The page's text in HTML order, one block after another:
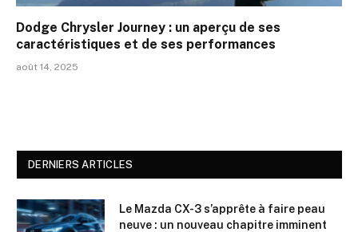
Dodge Chrysler Journey : un aperçu de ses
caractéristiques et de ses performances
août 14, 2025
DERNIERS ARTICLES
Le Mazda CX-3 s’apprête à faire peau
neuve : un nouveau chapitre imminent